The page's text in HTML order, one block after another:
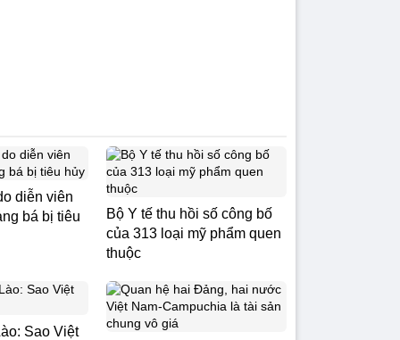
diễn viên
bá bị tiêu
Bộ Y tế thu hồi số công bố
của 313 loại mỹ phẩm quen
thuộc
Sao Việt